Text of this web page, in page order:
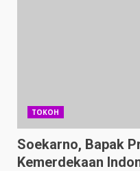
TOKOH
Soekarno, Bapak
Kemerdekaan